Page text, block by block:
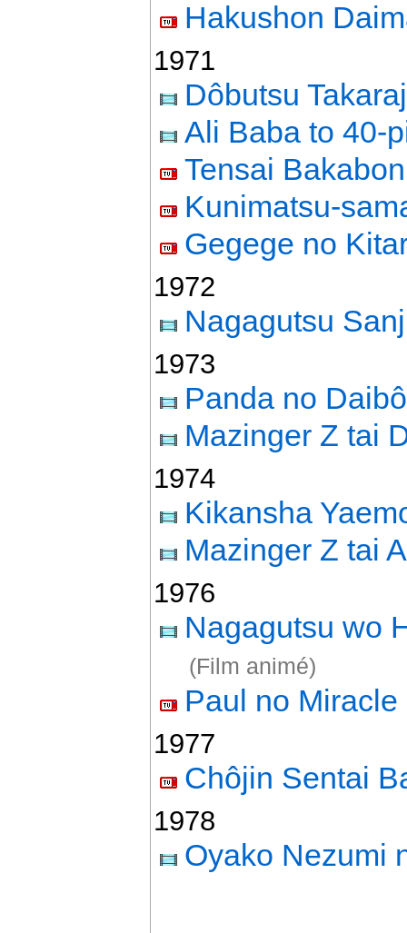
Hakushon
1971
Dôbutsu
Ali Baba to 40-
Tensai Bakabon
Kunimatsu-
Gegege no
1972
Nagagutsu
1973
Panda no
Mazinger Z tai
1974
Kikansha
Mazinger Z tai
1976
Nagagutsu wo
(Film animé)
Paul no
1977
Chôjin Sentai
1978
Oyako Nezumi